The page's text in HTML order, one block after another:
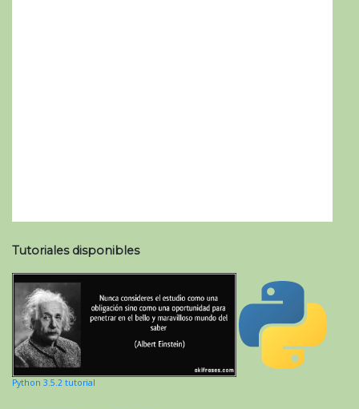
Tutoriales disponibles
Python 3.5.2 tutorial